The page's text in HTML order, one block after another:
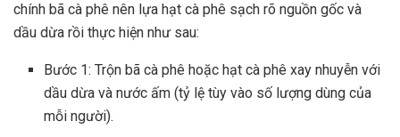
chính bã cà phê nên lựa hạt cà phê sạch rõ nguồn gốc và
dầu dừa rồi thực hiện như sau:
Bước 1: Trộn bã cà phê hoặc hạt cà phê xay nhuyễn với
dầu dừa và nước ấm (tỷ lệ tùy vào số lượng dùng của
mỗi người).